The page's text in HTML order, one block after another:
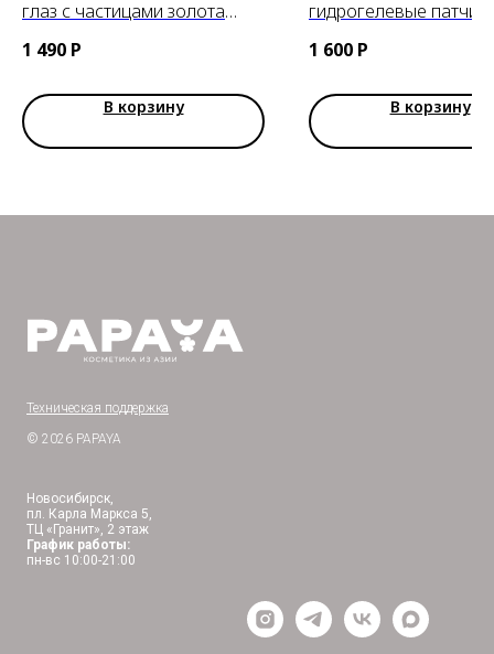
глаз с частицами золота
Petitfee
1 490 Р
В корзину
гидрогелевые патчи с
Agave Cooling
1 600 Р
В корзину
Техническая поддержка
© 2026 PAPAYA
Новосибирск,
пл. Карла Маркса 5,
ТЦ «Гранит», 2 этаж
График работы:
пн-вс 10:00-21:00